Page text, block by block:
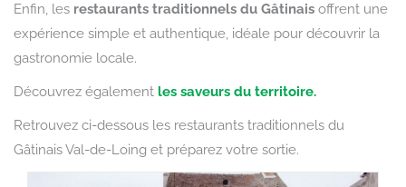
Enfin, les restaurants traditionnels du Gâtinais offrent une
expérience simple et authentique, idéale pour découvrir la
gastronomie locale.
Découvrez également les saveurs du territoire.
Retrouvez ci-dessous les restaurants traditionnels du
Gâtinais Val-de-Loing et préparez votre sortie.